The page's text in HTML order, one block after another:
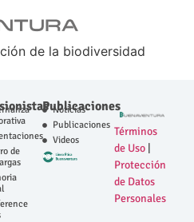
de la biodiversidad
de
Publicaciones
Noticias
Publicaciones
Videos
Términos
de Uso
Protección
de Datos
Personales